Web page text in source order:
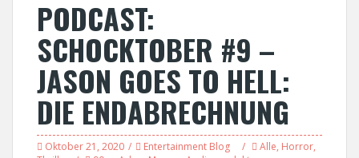
PODCAST:
SCHOCKTOBER #9 –
JASON GOES TO HELL:
DIE ENDABRECHNUNG
Oktober 21, 2020 Entertainment Blog Alle, Horror,